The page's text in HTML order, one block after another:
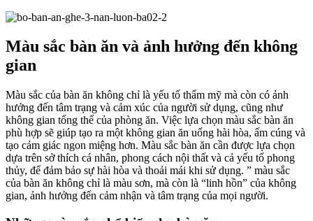
Màu sắc bàn ăn và ảnh hưởng đến không
gian
Màu sắc của bàn ăn không chỉ là yếu tố thẩm mỹ mà còn có ảnh
hưởng đến tâm trạng và cảm xúc của người sử dụng, cũng như
không gian tổng thể của phòng ăn. Việc lựa chọn màu sắc bàn ăn
phù hợp sẽ giúp tạo ra một không gian ăn uống hài hòa, ấm cúng và
tạo cảm giác ngon miệng hơn. Màu sắc bàn ăn cần được lựa chọn
dựa trên sở thích cá nhân, phong cách nội thất và cả yếu tố phong
thủy, để đảm bảo sự hài hòa và thoải mái khi sử dụng. ” màu sắc
của bàn ăn không chỉ là màu sơn, mà còn là “linh hồn” của không
gian, ảnh hưởng đến cảm nhận và tâm trạng của mọi người.